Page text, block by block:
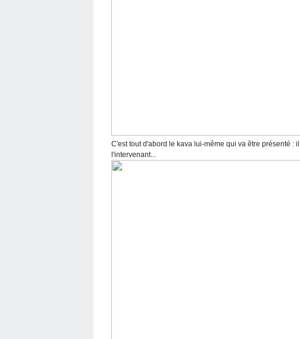
C'est tout d'abord le kava lui-même qui va être présenté :
l'intervenant...